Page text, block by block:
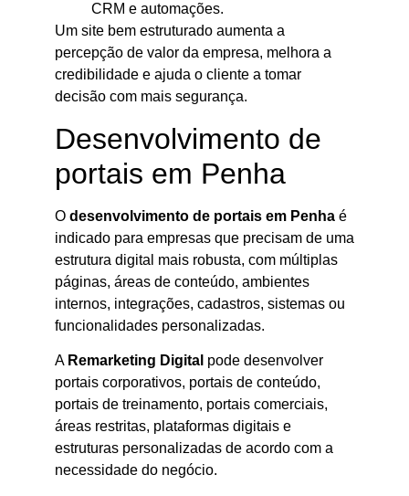
CRM e automações.
Um site bem estruturado aumenta a
percepção de valor da empresa, melhora a
credibilidade e ajuda o cliente a tomar
decisão com mais segurança.
Desenvolvimento de
portais em Penha
O desenvolvimento de portais em Penha é
indicado para empresas que precisam de uma
estrutura digital mais robusta, com múltiplas
páginas, áreas de conteúdo, ambientes
internos, integrações, cadastros, sistemas ou
funcionalidades personalizadas.
A Remarketing Digital pode desenvolver
portais corporativos, portais de conteúdo,
portais de treinamento, portais comerciais,
áreas restritas, plataformas digitais e
estruturas personalizadas de acordo com a
necessidade do negócio.